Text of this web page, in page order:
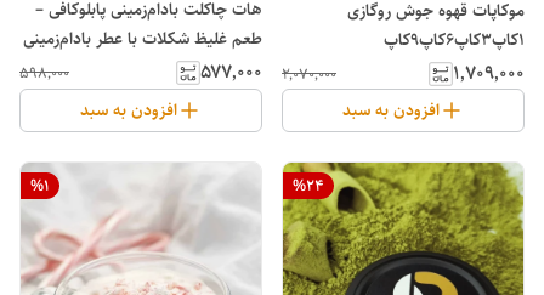
موکاپات قهوه جوش روگازی
۱کاپ۳کاپ۶کاپ۹کاپ
۱٬۷۰۹٬۰۰۰ ۲٬۰۷۰٬۰۰۰
افزودن به سبد
هات‌ چاکلت بادام‌زمینی پابلوکافی –
طعم غلیظ شکلات با عطر بادام‌زمینی
بوداده
۵۷۷٬۰۰۰ ۵۹۸٬۰۰۰
افزودن به سبد
%24
%1